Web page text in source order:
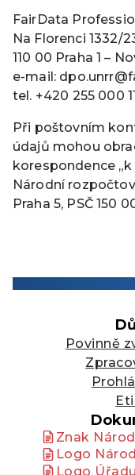
FairData
Na Florenci 1332/
110 00 Praha 1 –
e-mail:
tel. +420 255 000
Při poštovním
údajů mohou
korespondence
Národní
Praha 5, PSČ 150
Povinně
Znak
Logo
Logo